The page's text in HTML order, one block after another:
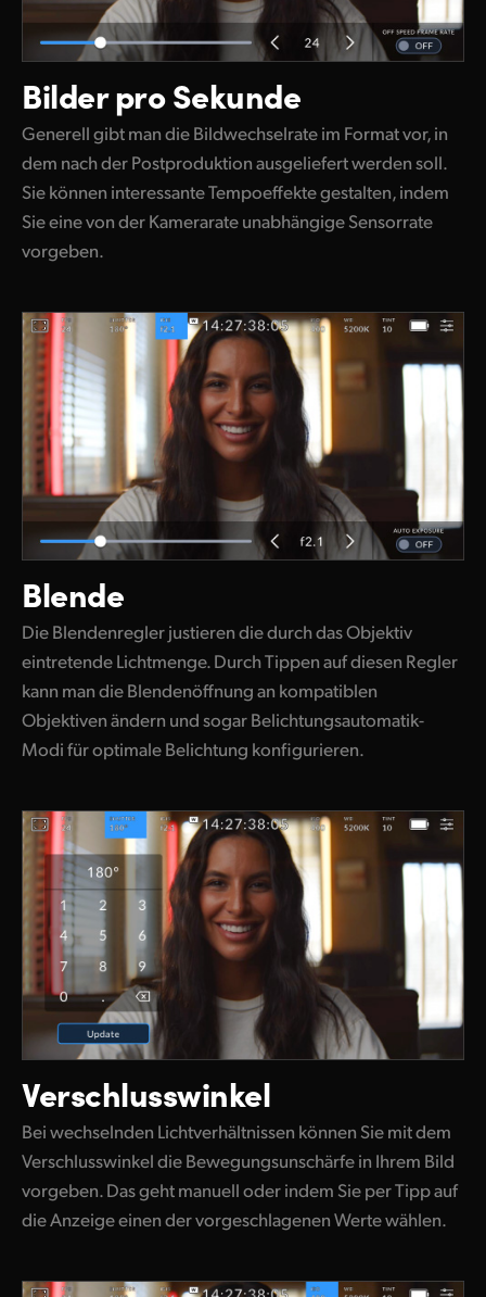
Bilder pro Sekunde
Generell gibt man die Bildwechselrate im Format vor, in
dem nach der Postproduktion ausgeliefert werden soll.
Sie können interessante Tempoeffekte gestalten, indem
Sie eine von der Kamerarate unabhängige Sensorrate
vorgeben.
Blende
Die Blendenregler justieren die durch das Objektiv
eintretende Lichtmenge. Durch Tippen auf diesen Regler
kann man die Blendenöffnung an kompatiblen
Objektiven ändern und sogar Belichtungsautomatik-
Modi für optimale Belichtung konfigurieren.
Verschlusswinkel
Bei wechselnden Lichtverhältnissen können Sie mit dem
Verschlusswinkel die Bewegungsunschärfe in Ihrem Bild
vorgeben. Das geht manuell oder indem Sie per Tipp auf
die Anzeigeeinen der vorgeschlagenen Werte wählen.